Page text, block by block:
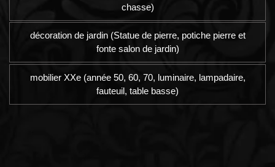
chasse)
décoration de jardin (Statue de pierre, potiche pierre et
fonte salon de jardin)
mobilier XXe (année 50, 60, 70, luminaire, lampadaire,
fauteuil, table basse)